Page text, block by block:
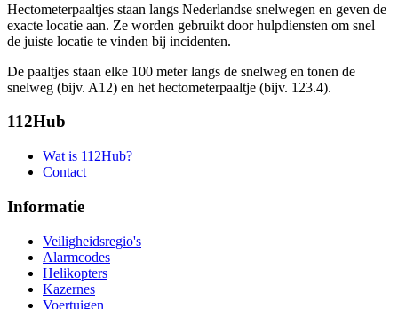
Hectometerpaaltjes staan langs Nederlandse snelwegen en geven de
exacte locatie aan. Ze worden gebruikt door hulpdiensten om snel
de juiste locatie te vinden bij incidenten.
De paaltjes staan elke 100 meter langs de snelweg en tonen de
snelweg (bijv. A12) en het hectometerpaaltje (bijv. 123.4).
112Hub
Wat is 112Hub?
Contact
Informatie
Veiligheidsregio's
Alarmcodes
Helikopters
Kazernes
Voertuigen